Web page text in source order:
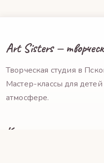
Art Sisters —
Творческая студия в
Мастер-классы для
атмосфере.
Контакты